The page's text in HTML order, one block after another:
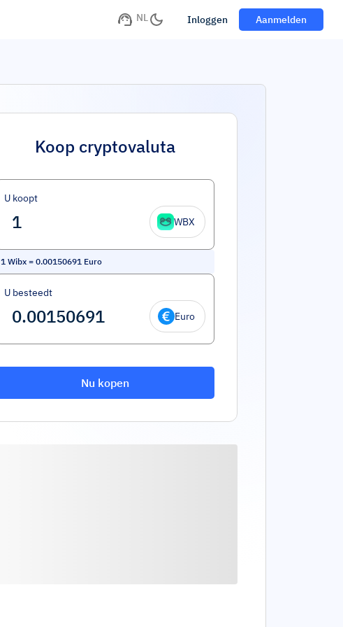
NL Inloggen Aanmelden
Koop cryptovaluta
U koopt
WBX
1 Wibx = 0.00150691 Euro
U besteedt
Euro
Nu kopen